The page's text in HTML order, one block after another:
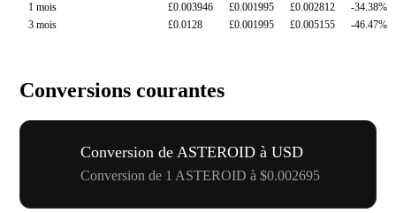
1 mois
£0.003946 £0.001995 £0.002812
-34.38%
3 mois
£0.0128 £0.001995 £0.005155 -46.47%
Conversions courantes
Conversion de ASTEROID à USD
Conversion de 1 ASTEROID à $0.002695